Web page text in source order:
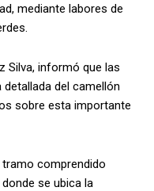
mediante labores de
Silva, informó que las
del camellón
sobre esta importante
comprendido
se ubica la